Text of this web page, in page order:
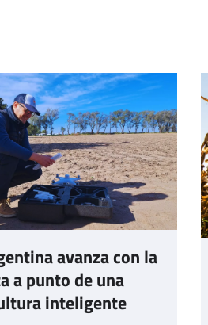
avanza con la
a punto de una
inteligente